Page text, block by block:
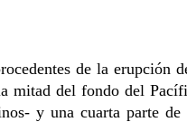
de la erupción
mitad del fondo del
y una cuarta parte de